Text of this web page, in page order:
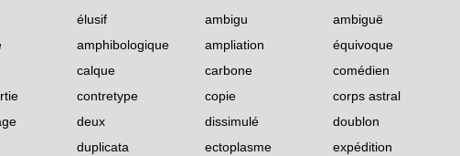
élusif ambigu ambiguë
amphibologique ampliation équivoque
calque carbone comédien
contretype copie corps astral
deux dissimulé doublon
duplicata ectoplasme expédition